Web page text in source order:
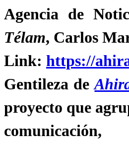
Agencia de
Télam, Carlos
Link: https://
Gentileza de
proyecto que
comunicación,